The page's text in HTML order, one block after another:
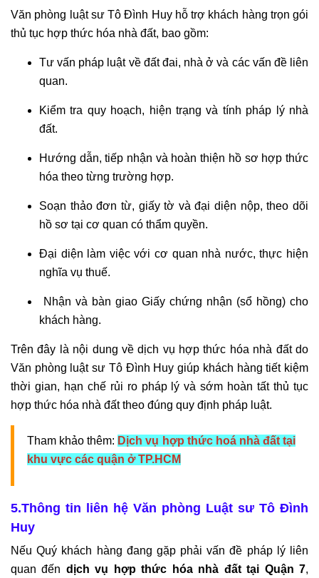
Văn phòng luật sư Tô Đình Huy hỗ trợ khách hàng trọn gói
thủ tục hợp thức hóa nhà đất, bao gồm:
Tư vấn pháp luật về đất đai, nhà ở và các vấn đề liên
quan.
Kiểm tra quy hoạch, hiện trạng và tính pháp lý nhà
đất.
Hướng dẫn, tiếp nhận và hoàn thiện hồ sơ hợp thức
hóa theo từng trường hợp.
Soạn thảo đơn từ, giấy tờ và đại diện nộp, theo dõi
hồ sơ tại cơ quan có thẩm quyền.
Đại diện làm việc với cơ quan nhà nước, thực hiện
nghĩa vụ thuế.
Nhận và bàn giao Giấy chứng nhận (sổ hồng) cho
khách hàng.
Trên đây là nội dung về dịch vụ hợp thức hóa nhà đất do
Văn phòng luật sư Tô Đình Huy giúp khách hàng tiết kiệm
thời gian, hạn chế rủi ro pháp lý và sớm hoàn tất thủ tục
hợp thức hóa nhà đất theo đúng quy định pháp luật.
Tham khảo thêm: Dịch vụ hợp thức hoá nhà đất tại
khu vực các quận ở TP.HCM
5.Thông tin liên hệ Văn phòng Luật sư Tô Đình
Huy
Nếu Quý khách hàng đang gặp phải vấn đề pháp lý liên
quan đến dịch vụ hợp thức hóa nhà đất tại Quận 7,